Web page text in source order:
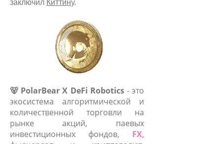
заключил Киттину.
🐻 PolarBear X DeFi Robotics- это
экосистема алгоритмической и
количественной торговли на
рынке акций, паевых
инвестиционных фондов, FX,